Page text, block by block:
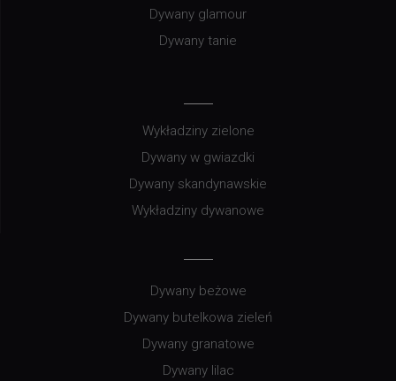
Dywany glamour
Dywany tanie
Wykładziny zielone
Dywany w gwiazdki
Dywany skandynawskie
Wykładziny dywanowe
Dywany beżowe
Dywany butelkowa zieleń
Dywany granatowe
Dywany lilac